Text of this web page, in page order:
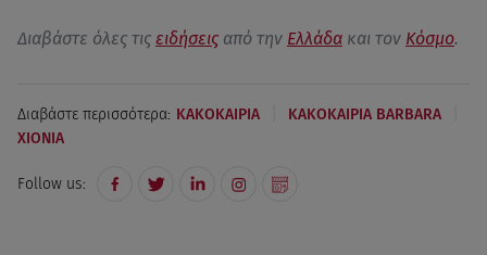
Διαβάστε όλες τις ειδήσεις από την Ελλάδα και τον Κόσμο.
Διαβάστε περισσότερα: ΚΑΚΟΚΑΙΡΙΑ ΚΑΚΟΚΑΙΡΙΑ BARBARA
ΧΙΟΝΙΑ
Follow us: